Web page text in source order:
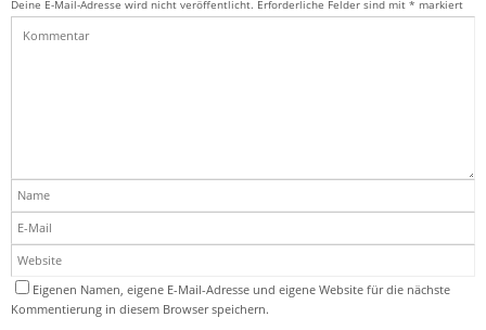
Deine E-Mail-Adresse wird nicht veröffentlicht. Erforderliche Felder sind mit * markiert
Eigenen Namen, eigene E-Mail-Adresse und eigene Website für die nächste
Kommentierung in diesem Browser speichern.